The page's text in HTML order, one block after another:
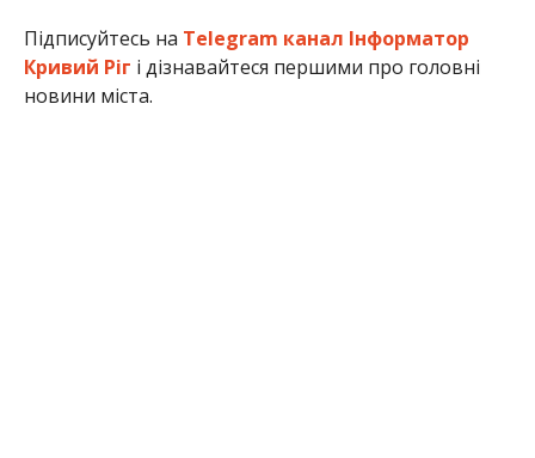
Підписуйтесь на Telegram канал Інформатор
Кривий Ріг і дізнавайтеся першими про головні
новини міста.